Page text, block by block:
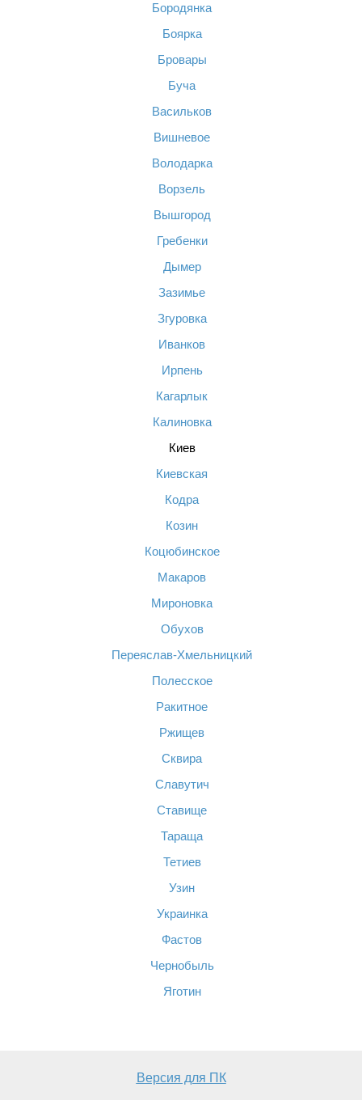
Бородянка
Боярка
Бровары
Буча
Васильков
Вишневое
Володарка
Ворзель
Вышгород
Гребенки
Дымер
Зазимье
Згуровка
Иванков
Ирпень
Кагарлык
Калиновка
Киев
Киевская
Кодра
Козин
Коцюбинское
Макаров
Мироновка
Обухов
Переяслав-Хмельницкий
Полесское
Ракитное
Ржищев
Сквира
Славутич
Ставище
Тараща
Тетиев
Узин
Украинка
Фастов
Чернобыль
Яготин
Версия для ПК